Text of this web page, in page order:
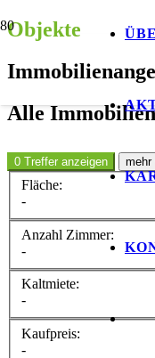
Objekte
Alle Immobilien
0 Treffer anzeigen mehr
Fläche:
-
Anzahl Zimmer:
-
Kaltmiete:
-
Kaufpreis:
-